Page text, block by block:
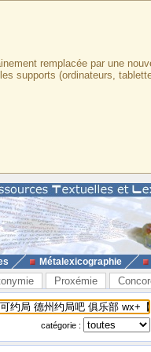
remplacée par une
supports (ordinateurs,
Métalexicographie
Proxémie
catégorie :